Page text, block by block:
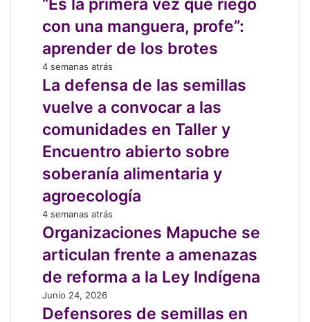
nueva
regulación
del
SAG
vez
que
riego
con
una
manguera,
profe”:
aprender
de
los
brotes
“Es la primera vez que riego
con una manguera, profe”:
aprender de los brotes
La
defensa
las
semillas
vuelve
a
convocar
a
las
comunidades
en
Taller
y
Encuentro
abierto
sobre
soberanía
4 semanas atrás
La defensa de las semillas
vuelve a convocar a las
comunidades en Taller y
Encuentro abierto sobre
soberanía alimentaria y
agroecología
Organizaciones
Mapuche
articulan
frente
a
amenazas
de
4 semanas atrás
Organizaciones Mapuche se
articulan frente a amenazas
de reforma a la Ley Indígena
Defensores
de
Junio 24, 2026
Defensores de semillas en